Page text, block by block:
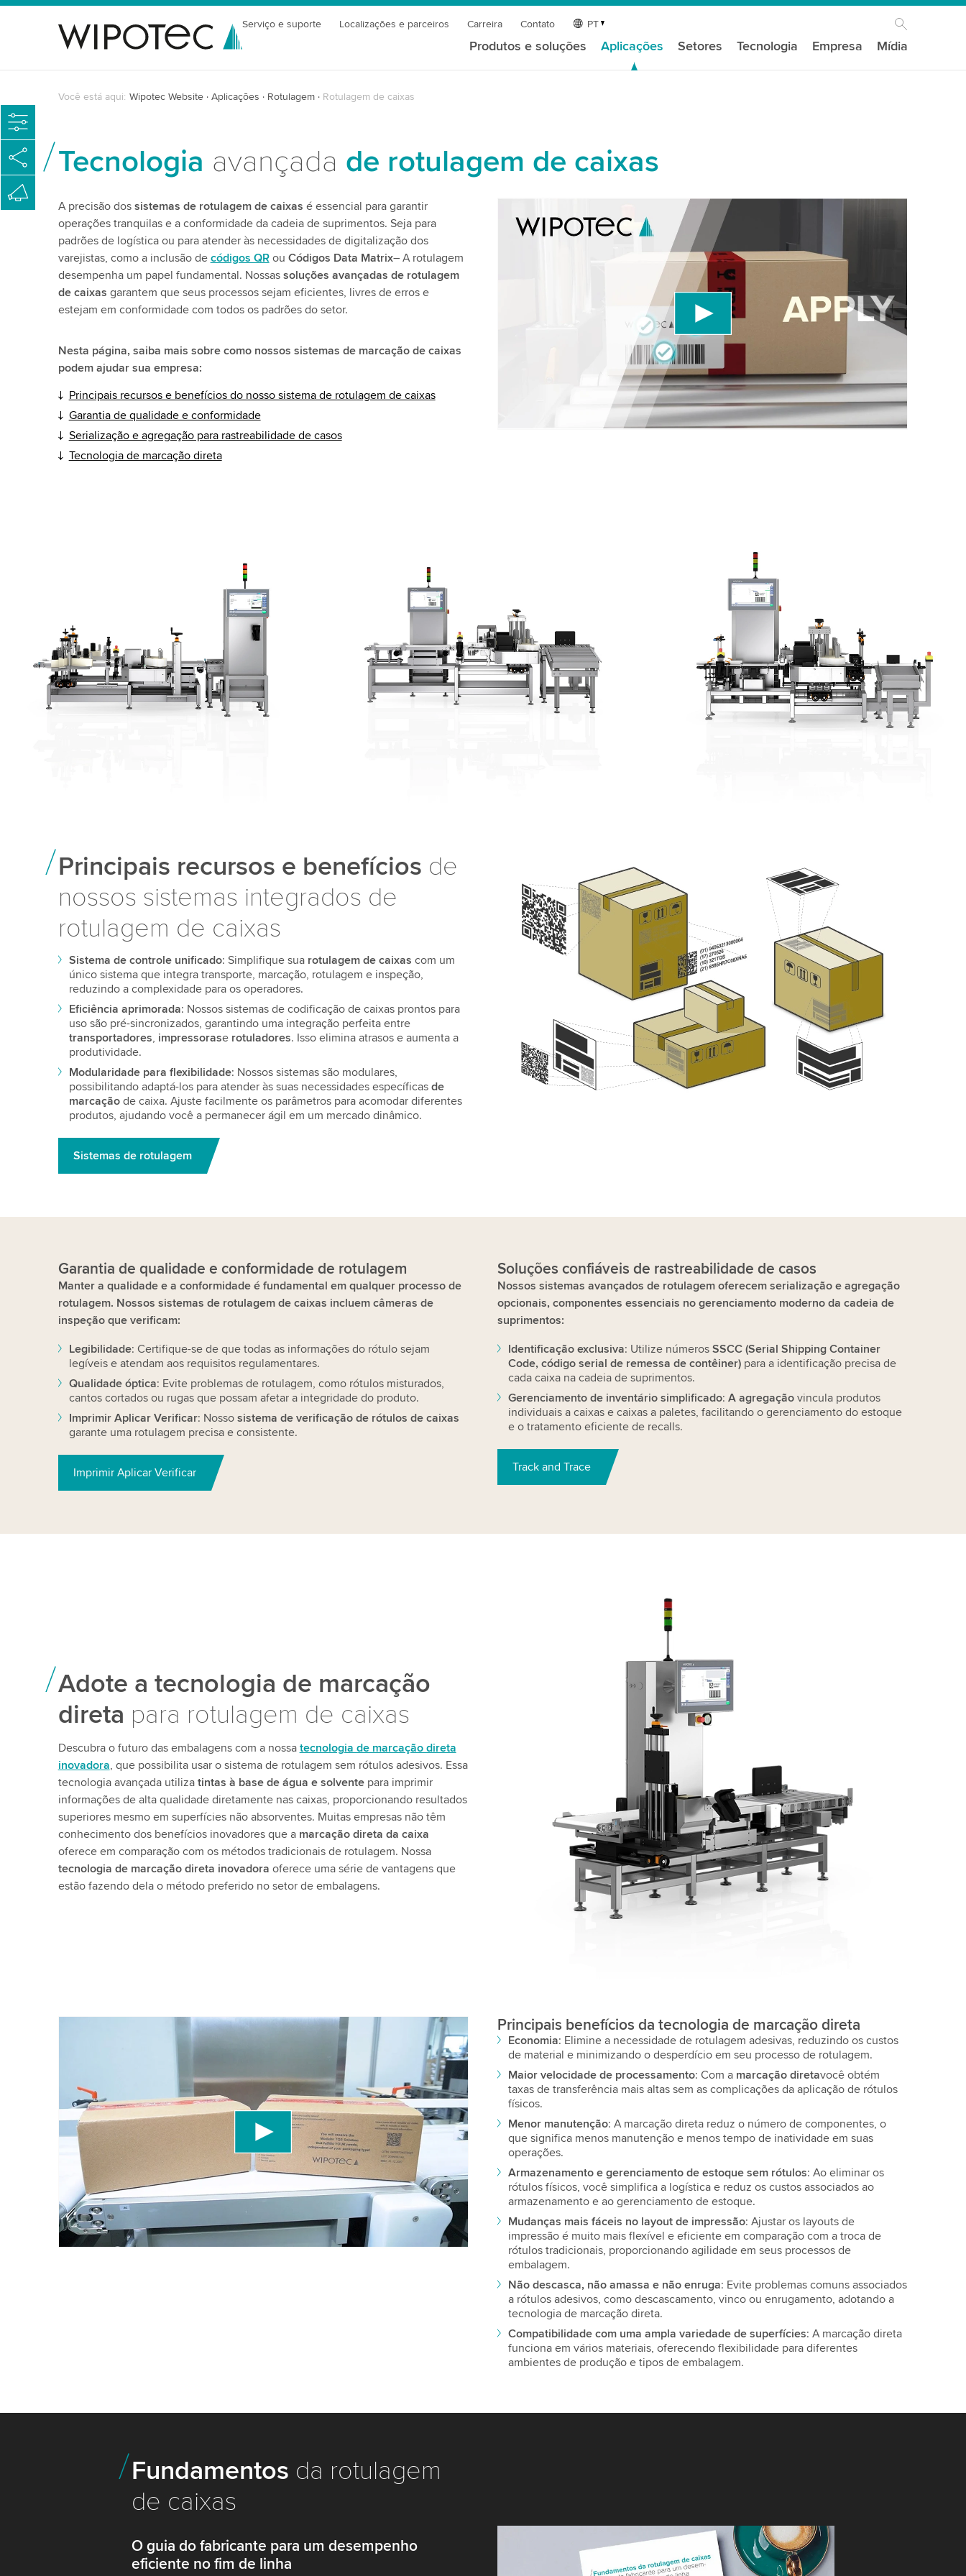
Serviço e suporte Localizações e parceiros Carreira Contato PT
Produtos e soluções Aplicações Setores Tecnologia Empresa Mídia
Você está aqui: Wipotec Website Aplicações Rotulagem Rotulagem de caixas
Tecnologia avançada de rotulagem de caixas
A precisão dos sistemas de rotulagem de caixas é essencial para garantir
operações tranquilas e a conformidade da cadeia de suprimentos. Seja para
padrões de logística ou para atender às necessidades de digitalização dos
varejistas, como a inclusão de códigos QRou Códigos Data Matrix– A rotulagem
desempenha um papel fundamental. Nossas soluções avançadas de rotulagem
de caixas garantem que seus processos sejam eficientes, livres de erros e
estejam em conformidade com todos os padrões do setor.
Nesta página, saiba mais sobre como nossos sistemas de marcação de caixas
podem ajudar sua empresa:
Principais recursos e benefícios do nosso sistema de rotulagem de caixas
Garantia de qualidade e conformidade
Serialização e agregação para rastreabilidade de casos
Tecnologia de marcação direta
We need your consent to load the YouTube Video service!
We use a third party service to embed video content that may collect
data about your activity. Please review the details and accept the service
More information
Principais recursos e benefícios de
nossos sistemas integrados de
rotulagem de caixas
Sistema de controle unificado: Simplifique sua rotulagem de caixas com um
único sistema que integra transporte, marcação, rotulagem e inspeção,
reduzindo a complexidade para os operadores.
Eficiência aprimorada: Nossos sistemas de codificação de caixas prontos para
uso são pré-sincronizados, garantindo uma integração perfeita entre
transportadores, impressorase rotuladores. Isso elimina atrasos e aumenta a
produtividade.
Modularidade para flexibilidade: Nossos sistemas são modulares,
possibilitando adaptá-los para atender às suas necessidades específicas de
marcaçãode caixa. Ajuste facilmente os parâmetros para acomodar diferentes
produtos, ajudando você a permanecer ágil em um mercado dinâmico.
Sistemas de rotulagem
Garantia de qualidade e conformidade de rotulagem
Manter a qualidade e a conformidade é fundamental em qualquer processo de
rotulagem. Nossos sistemas de rotulagem de caixas incluem câmeras de
inspeção que verificam:
Legibilidade: Certifique-se de que todas as informações do rótulo sejam
legíveis e atendam aos requisitos regulamentares.
Qualidade óptica: Evite problemas de rotulagem, como rótulos misturados,
cantos cortados ou rugas que possam afetar a integridade do produto.
Imprimir Aplicar Verificar: Nosso sistema de verificação de rótulos de caixas
garante uma rotulagem precisa e consistente.
Imprimir Aplicar Verificar
Soluções confiáveis de rastreabilidade de casos
Nossos sistemas avançados de rotulagem oferecem serialização e agregação
opcionais, componentes essenciais no gerenciamento moderno da cadeia de
suprimentos:
Identificação exclusiva: Utilize númerosSSCC (Serial Shipping Container
Code, código serial de remessa de contêiner) para a identificação precisa de
cada caixa na cadeia de suprimentos.
Gerenciamento de inventário simplificado:A agregação vincula produtos
individuais a caixas e caixas a paletes, facilitando o gerenciamento do estoque
e o tratamento eficiente de recalls.
Track and Trace
Adote a tecnologia de marcação
direta para rotulagem de caixas
Descubra o futuro das embalagens com a nossa tecnologia de marcação direta
inovadora, que possibilita usar o sistema de rotulagem sem rótulos adesivos. Essa
tecnologia avançada utiliza tintas à base de água e solventepara imprimir
informações de alta qualidade diretamente nas caixas, proporcionando resultados
superiores mesmo em superfícies não absorventes. Muitas empresas não têm
conhecimento dos benefícios inovadores que a marcação direta da caixa
oferece em comparação com os métodos tradicionais de rotulagem. Nossa
tecnologia de marcação direta inovadora oferece uma série de vantagens que
estão fazendo dela o método preferido no setor de embalagens.
We need your consent to load the YouTube Video service!
We use a third party service to embed video content that may collect
data about your activity. Please review the details and accept the service
to watch this video.
More information
Principais benefícios da tecnologia de marcação direta
Economia: Elimine a necessidade de rotulagem adesivas, reduzindo os custos
de material e minimizando o desperdício em seu processo de rotulagem.
Maior velocidade de processamento: Com a marcação diretavocê obtém
taxas de transferência mais altas sem as complicações da aplicação de rótulos
físicos.
Menor manutenção: A marcação direta reduz o número de componentes, o
que significa menos manutenção e menos tempo de inatividade em suas
operações.
Armazenamento e gerenciamento de estoque sem rótulos: Ao eliminar os
rótulos físicos, você simplifica a logística e reduz os custos associados ao
armazenamento e ao gerenciamento de estoque.
Mudanças mais fáceis no layout de impressão: Ajustar os layouts de
impressão é muito mais flexível e eficiente em comparação com a troca de
rótulos tradicionais, proporcionando agilidade em seus processos de
embalagem.
Não descasca, não amassa e não enruga: Evite problemas comuns associados
a rótulos adesivos, como descascamento, vinco ou enrugamento, adotando a
tecnologia de marcação direta.
Compatibilidade com uma ampla variedade de superfícies: A marcação direta
funciona em vários materiais, oferecendo flexibilidade para diferentes
ambientes de produção e tipos de embalagem.
Fundamentos da rotulagem
de caixas
O guia do fabricante para um desempenho
eficiente no fim de linha